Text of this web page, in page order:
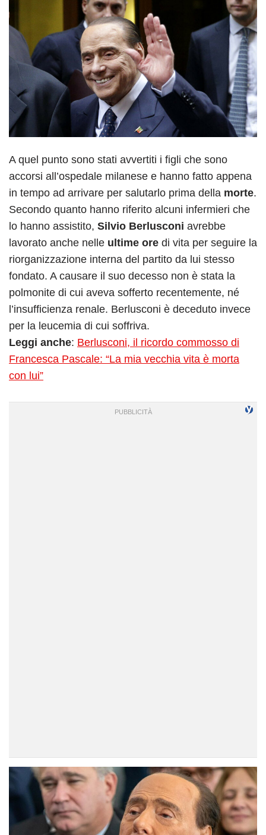
A quel punto sono stati avvertiti i figli che sono
accorsi all’ospedale milanese e hanno fatto appena
in tempo ad arrivare per salutarlo prima della morte.
Secondo quanto hanno riferito alcuni infermieri che
lo hanno assistito, Silvio Berlusconi avrebbe
lavorato anche nelle ultime ore di vita per seguire la
riorganizzazione interna del partito da lui stesso
fondato. A causare il suo decesso non è stata la
polmonite di cui aveva sofferto recentemente, né
l’insufficienza renale. Berlusconi è deceduto invece
per la leucemia di cui soffriva.
Leggi anche: Berlusconi, il ricordo commosso di
Francesca Pascale: “La mia vecchia vita è morta
con lui”